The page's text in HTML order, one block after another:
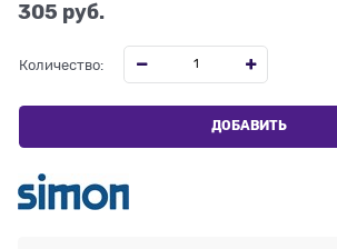
305 руб.
Количество:
ДОБАВИТЬ